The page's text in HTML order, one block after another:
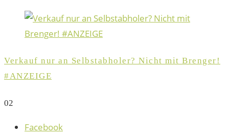
Verkauf nur an Selbstabholer? Nicht mit Brenger!
#ANZEIGE
02
Facebook